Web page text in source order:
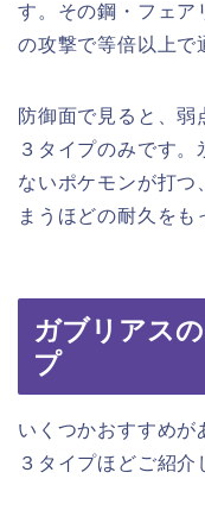
す。その鋼・フェア
の攻撃で等倍以上で
防御面で見ると、
３タイプのみです
ないポケモンが打つ
まうほどの耐久をも
ガブリアス
プ
いくつかおすすめが
３タイプほどご紹介